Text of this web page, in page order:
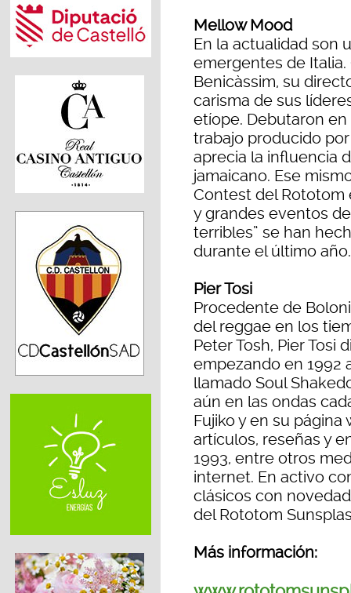
Mellow Mood
En la actualidad son
emergentes de
Benicàssim, su
carisma de sus
etíope. Debutaron
trabajo producido
aprecia la influencia
jamaicano. Ese
Contest del Rototom
y grandes eventos
terribles” se han
durante el último año.
Pier Tosi
Procedente de
del reggae en los
Peter Tosh, Pier Tosi
empezando en 1992
llamado Soul
aún en las ondas
Fujiko y en su página
artículos, reseñas y
1993, entre otros
internet. En activo
clásicos con
del Rototom
Más información: